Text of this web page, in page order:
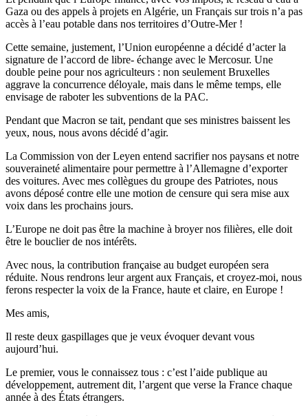
Gaza ou des appels à projets en Algérie, un Français sur trois n’a pas
accès à l’eau potable dans nos territoires d’Outre-Mer !
Cette semaine, justement, l’Union européenne a décidé d’acter la
signature de l’accord de libre- échange avec le Mercosur. Une
double peine pour nos agriculteurs : non seulement Bruxelles
aggrave la concurrence déloyale, mais dans le même temps, elle
envisage de raboter les subventions de la PAC.
Pendant que Macron se tait, pendant que ses ministres baissent les
yeux, nous, nous avons décidé d’agir.
La Commission von der Leyen entend sacrifier nos paysans et notre
souveraineté alimentaire pour permettre à l’Allemagne d’exporter
des voitures. Avec mes collègues du groupe des Patriotes, nous
avons déposé contre elle une motion de censure qui sera mise aux
voix dans les prochains jours.
L’Europe ne doit pas être la machine à broyer nos filières, elle doit
être le bouclier de nos intérêts.
Avec nous, la contribution française au budget européen sera
réduite. Nous rendrons leur argent aux Français, et croyez-moi, nous
ferons respecter la voix de la France, haute et claire, en Europe !
Mes amis,
Il reste deux gaspillages que je veux évoquer devant vous
aujourd’hui.
Le premier, vous le connaissez tous : c’est l’aide publique au
développement, autrement dit, l’argent que verse la France chaque
année à des États étrangers.